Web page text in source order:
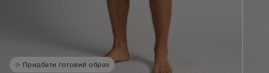
Придбати готовий образ